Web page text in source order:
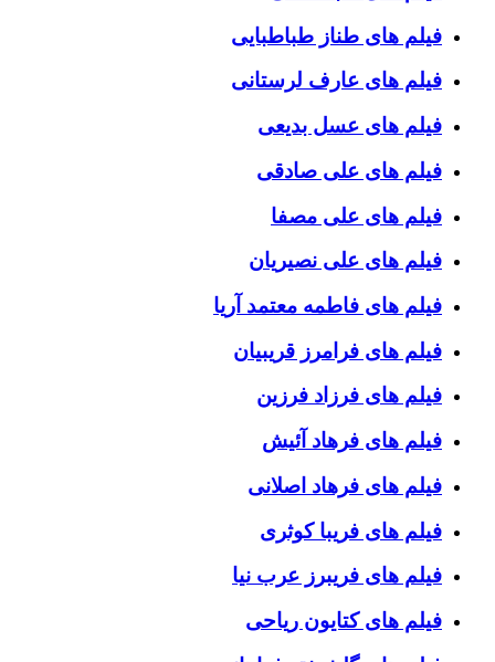
فیلم های طناز طباطبایی
فیلم های عارف لرستانی
فیلم های عسل بدیعی
فیلم های علی صادقی
فیلم های علی مصفا
فیلم های علی نصیریان
فیلم های فاطمه معتمد آریا
فیلم های فرامرز قریبیان
فیلم های فرزاد فرزین
فیلم های فرهاد آئیش
فیلم های فرهاد اصلانی
فیلم های فریبا کوثری
فیلم های فریبرز عرب نیا
فیلم های کتایون ریاحی